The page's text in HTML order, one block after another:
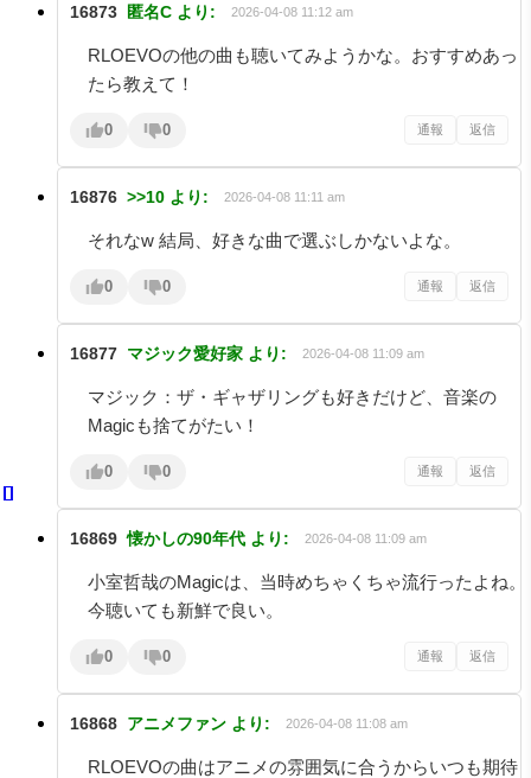
16873 匿名C より: 2026-04-08 11:12 am
RLOEVOの他の曲も聴いてみようかな。おすすめあっ
たら教えて！
0 0 通報 返信
16876 >>10 より: 2026-04-08 11:11 am
それなw 結局、好きな曲で選ぶしかないよな。
0 0 通報 返信
16877 マジック愛好家 より: 2026-04-08 11:09 am
マジック：ザ・ギャザリングも好きだけど、音楽の
Magicも捨てがたい！
0 0 通報 返信
16869 懐かしの90年代 より: 2026-04-08 11:09 am
小室哲哉のMagicは、当時めちゃくちゃ流行ったよね。
今聴いても新鮮で良い。
0 0 通報 返信
16868 アニメファン より: 2026-04-08 11:08 am
RLOEVOの曲はアニメの雰囲気に合うからいつも期待